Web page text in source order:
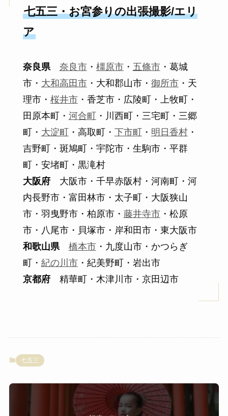
七五三・お宮参りの出張撮影/エリ
ア
奈良県 奈良市・ 橿原市・ 五條市・葛城
市・ 大和高田市・大和郡山市・ 御所市・天
理市・ 桜井市・香芝市・広陵町・上牧町・
田原本町・ 河合町・川西町・三宅町・三郷
町・ 大淀町・高取町・ 下市町・ 明日香村・
吉野町・斑鳩町・宇陀市・生駒市・平群
町・安堵町・黒滝村
大阪府大阪市・千早赤阪村・河南町・河
内長野市・富田林市・太子町・大阪狭山
市・羽曳野市・柏原市・ 藤井寺市・松原
市・八尾市・貝塚市・岸和田市・東大阪市
和歌山県 橋本市・九度山市・かつらぎ
町・ 紀の川市・紀美野町・岩出市
京都府 精華町・木津川市・京田辺市
七五三